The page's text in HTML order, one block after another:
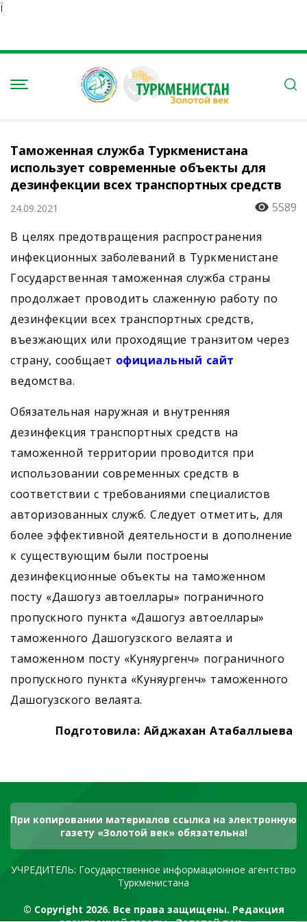
Ï
Таможенная служба Туркменистана
использует современные объекты для
дезинфекции всех транспортных средств
24.09.2021
5589
В целях предотвращения распространения
инфекционных заболеваний в Туркменистане
Государственная таможенная служба страны
продолжает проводить слаженную работу по
дезинфекции всех транспортных средств,
въезжающих или проходящие транзитом через
страну, сообщает официальный сайт
ведомства.
Обязательная наружная и внутренняя
дезинфекция транспортных средств на
таможенной территории проводится при
использовании современных средств в
соответствии с требованиями специалистов
авторизованных служб. Следует отметить, для
более эффективной деятельности в дополнение
к существующим были построены
дезинфекционные объекты на таможенном
посту «Дашогуз автоеллары» пограничного
пропускного пункта «Дашогуз автоеллары»
таможенного Дашогузского велаята и
таможенном посту «Куняургенч» пограничного
пропускного пункта «Куняургенч» таможенного
Дашогузского велаята.
Подготовила: Айджахан Атабаллыева
При копировании материалов ссылка на электронную
газету «Золотой век» обязательна!
УЧРЕДИТЕЛЬ: Государственное информационное агентство
Туркменистана
© Copyright 2026. Все права защищены. Редакция